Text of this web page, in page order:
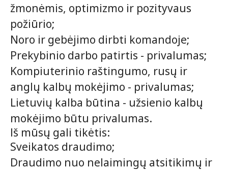
žmonėmis, optimizmo ir pozityvaus
požiūrio;
Noro ir gebėjimo dirbti komandoje;
Prekybinio darbo patirtis - privalumas;
Kompiuterinio raštingumo, rusų ir
anglų kalbų mokėjimo - privalumas;
Lietuvių kalba būtina - užsienio kalbų
mokėjimo būtu privalumas.
Iš mūsų gali tikėtis:
Sveikatos draudimo;
Draudimo nuo nelaimingų atsitikimų ir